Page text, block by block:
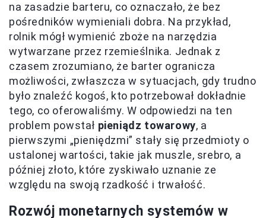
na zasadzie barteru, co oznaczało, że bez
pośredników wymieniali dobra. Na przykład,
rolnik mógł wymienić zboże na narzędzia
wytwarzane przez rzemieślnika. Jednak z
czasem zrozumiano, że barter ogranicza
możliwości, zwłaszcza w sytuacjach, gdy trudno
było znaleźć kogoś, kto potrzebował dokładnie
tego, co oferowaliśmy. W odpowiedzi na ten
problem powstał pieniądz towarowy, a
pierwszymi „pieniędzmi” stały się przedmioty o
ustalonej wartości, takie jak muszle, srebro, a
później złoto, które zyskiwało uznanie ze
względu na swoją rzadkość i trwałość.
Rozwój monetarnych systemów w